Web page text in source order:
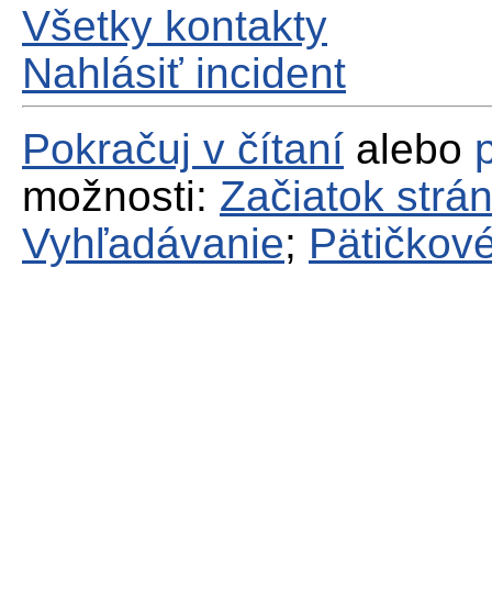
Všetky kontakty
Nahlásiť incident
Pokračuj v čítaní alebo
možnosti: Začiatok
Vyhľadávanie;